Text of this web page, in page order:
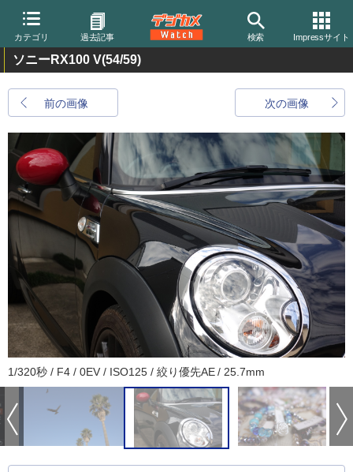
カテゴリ 過去記事 検索 Impressサイト
ソニーRX100 V(54/59)
前の画像 次の画像
1/320秒 / F4 / 0EV / ISO125 / 絞り優先AE / 25.7mm